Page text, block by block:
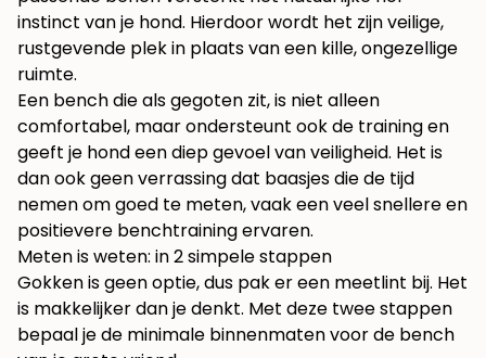
instinct van je hond. Hierdoor wordt het zijn veilige,
rustgevende plek in plaats van een kille, ongezellige
ruimte.
Een bench die als gegoten zit, is niet alleen
comfortabel, maar ondersteunt ook de training en
geeft je hond een diep gevoel van veiligheid. Het is
dan ook geen verrassing dat baasjes die de tijd
nemen om goed te meten, vaak een veel snellere en
positievere benchtraining ervaren.
Meten is weten: in 2 simpele stappen
Gokken is geen optie, dus pak er een meetlint bij. Het
is makkelijker dan je denkt. Met deze twee stappen
bepaal je de minimale binnenmaten voor de bench